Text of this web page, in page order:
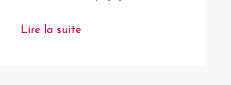
Lire la suite